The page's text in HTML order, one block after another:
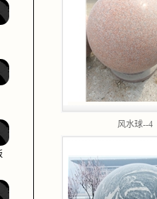
风水球--4